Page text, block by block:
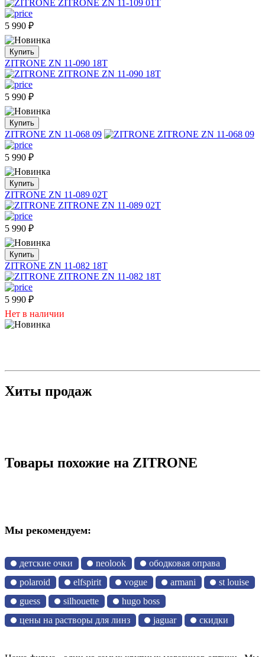
5 990 ₽
Купить
ZITRONE ZN 11-090 18T
5 990 ₽
Купить
ZITRONE ZN 11-068 09
5 990 ₽
Купить
ZITRONE ZN 11-089 02T
5 990 ₽
Купить
ZITRONE ZN 11-082 18T
5 990 ₽
Нет в наличии
Хиты продаж
Товары похожие на ZITRONE
Мы рекомендуем:
детские очки neolook
ободковая оправа
polaroid
elfspirit vogue armani
st louise
guess
silhouette
hugo boss
цены на растворы для линз
jaguar скидки